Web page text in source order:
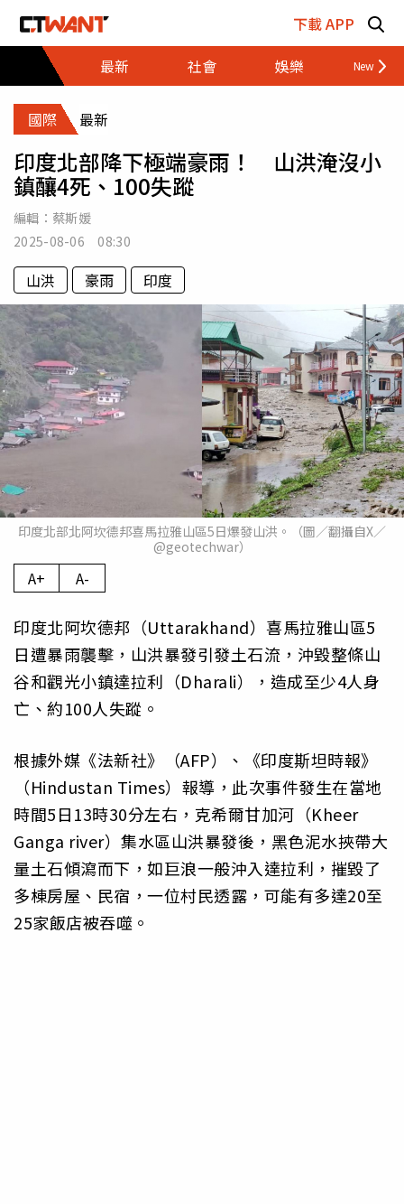
下載 APP
最新
社會 娛樂 財經
國際 最新
印度北部降下極端豪雨！ 山洪淹沒小
鎮釀4死、100失蹤
編輯： 蔡斯媛
2025-08-06 08:30
山洪 豪雨 印度
印度北部北阿坎德邦喜馬拉雅山區5日爆發山洪。（圖／翻攝自X／
@geotechwar）
A+ A-
印度北阿坎德邦（Uttarakhand）喜馬拉雅山區5
日遭暴雨襲擊，山洪暴發引發土石流，沖毀整條山
谷和觀光小鎮達拉利（Dharali），造成至少4人身
亡、約100人失蹤。
根據外媒《法新社》（AFP）、《印度斯坦時報》
（Hindustan Times）報導，此次事件發生在當地
時間5日13時30分左右，克希爾甘加河（Kheer
Ganga river）集水區山洪暴發後，黑色泥水挾帶大
量土石傾瀉而下，如巨浪一般沖入達拉利，摧毀了
多棟房屋、民宿，一位村民透露，可能有多達20至
25家飯店被吞噬。